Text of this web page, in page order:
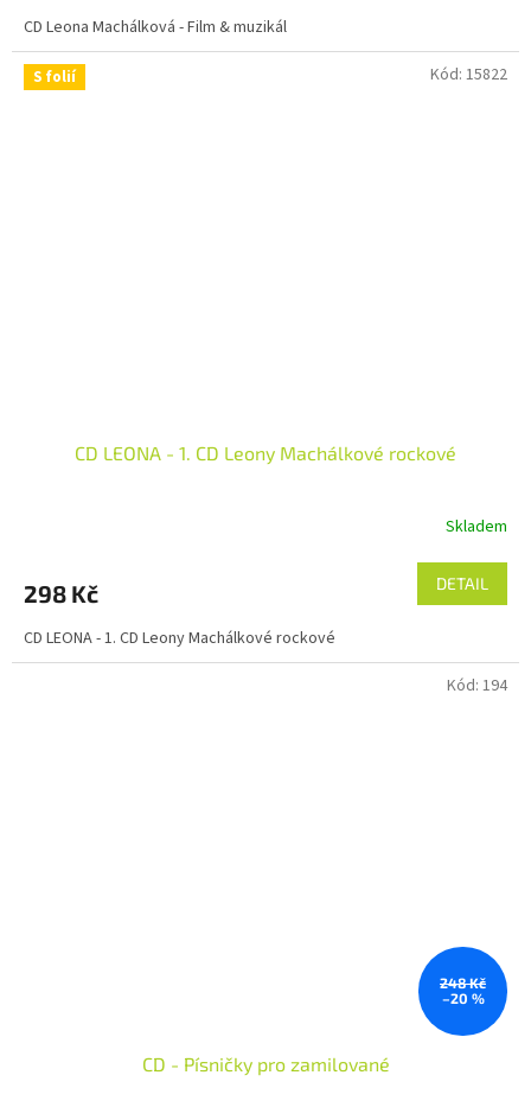
CD Leona Machálková - Film & muzikál
S folií
CD LEONA - 1. CD Leony Machálkové rockové
Skladem
298 Kč DETAIL
CD LEONA - 1. CD Leony Machálkové rockové
Kód: 15822
248 Kč
–20 %
CD - Písničky pro zamilované
Kód: 194